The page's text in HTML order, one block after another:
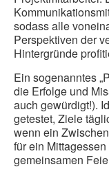
sodass alle
Perspektiven der
Hintergründe
Ein sogenanntes
die Erfolge und
auch gewürdigt!).
getestet, Ziele
wenn ein
für ein
gemeinsamen